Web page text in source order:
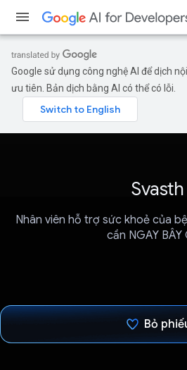
Google sử dụng công nghệ AI để dịch
ưu tiên. Bản dịch bằng AI có thể có lỗi.
Svasth
Nhân viên hỗ trợ sức khoẻ của
cần NGAY BÂY
Bỏ